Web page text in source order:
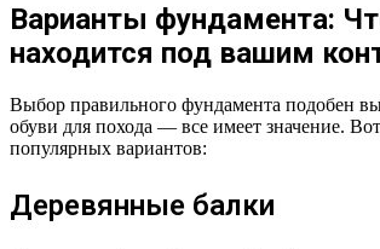
Варианты фундамента:
находится под вашим
Выбор правильного фундамента подобен
обуви для похода — все имеет значение.
популярных вариантов:
Деревянные балки